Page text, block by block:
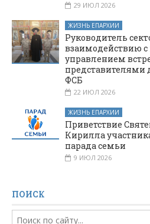
29 ИЮЛ 2026
ЖИЗНЬ ЕПАРХИИ
Руководитель
взаимодействию
управлением
представителями
ФСБ
22 ИЮЛ 2026
ЖИЗНЬ ЕПАРХИИ
Приветствие
Кирилла
парада семьи
9 ИЮЛ 2026
ПОИСК